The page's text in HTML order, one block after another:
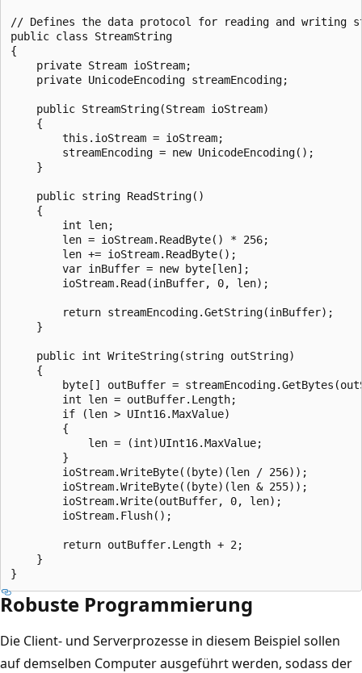
// Defines the data protocol for reading and writing
public class StreamString
{
    private Stream ioStream;
    private UnicodeEncoding streamEncoding;
    public StreamString(Stream ioStream)
    {
        this.ioStream = ioStream;
        streamEncoding = new UnicodeEncoding();
    }
    public string ReadString()
    {
        int len;
        len = ioStream.ReadByte() * 256;
        len += ioStream.ReadByte();
        var inBuffer = new byte[len];
        ioStream.Read(inBuffer, 0, len);
        return streamEncoding.GetString(inBuffer);
    }
    public int WriteString(string outString)
    {
byte[] outBuffer =
        int len = outBuffer.Length;
        if (len > UInt16.MaxValue)
        {
            len = (int)UInt16.MaxValue;
        }
        ioStream.WriteByte((byte)(len / 256));
        ioStream.WriteByte((byte)(len & 255));
        ioStream.Write(outBuffer, 0, len);
        ioStream.Flush();
        return outBuffer.Length + 2;
    }
Robuste Programmierung
Die Client- und Serverprozesse in diesem Beispiel sollen
auf demselben Computer ausgeführt werden, sodass der